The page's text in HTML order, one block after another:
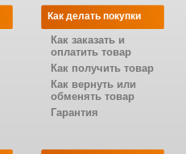
Как делать покупки
Как заказать и
оплатить товар
Как получить товар
Как вернуть или
обменять товар
Гарантия